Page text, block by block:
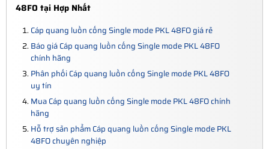
48FO tại Hợp Nhất
Cáp quang luồn cống Single mode PKL 48FO giá rẻ
Báo giá Cáp quang luồn cống Single mode PKL 48FO
chính hãng
Phân phối Cáp quang luồn cống Single mode PKL 48FO
uy tín
Mua Cáp quang luồn cống Single mode PKL 48FO chính
hãng
Hỗ trợ sản phẩm Cáp quang luồn cống Single mode PKL
48FO chuyên nghiệp